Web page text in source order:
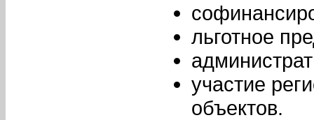
льготное
участие
объектов.